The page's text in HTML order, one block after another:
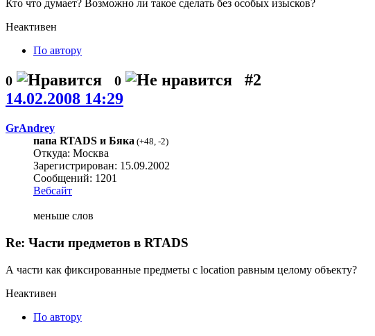
Кто что думает? Возможно ли такое сделать без особых изысков?
Неактивен
По автору
0 0
#2
14.02.2008 14:29
GrAndrey
папа RTADS и Бяка (+48, -2)
Откуда: Москва
Зарегистрирован: 15.09.2002
Сообщений: 1201
Вебсайт
меньше слов
Re: Части предметов в RTADS
А части как фиксированные предметы с location равным целому объекту?
Неактивен
По автору